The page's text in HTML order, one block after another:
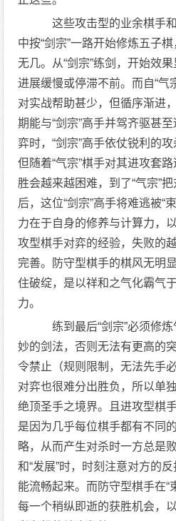
这些攻击型的业余棋手
中按“剑宗”一路开始修炼五子
无几。从“剑宗”练剑，开始效
进展缓慢或停滞不前。而自“气
对实战帮助甚少，但循序渐进
期能与“剑宗”高手并驾齐驱甚
弈时，“剑宗”高手依仗锐利的
但随着“气宗”棋手对其进攻套
胜会越来越困难，到了“气宗”
后，这位“剑宗”高手将难逃被“
力在于自身的修养与计算力，
攻型棋手对弈的经验，失败的
完善。防守型棋手的棋风无明
住破绽，是以祥和之气化霸气
力。
练到最后“剑宗”必须修炼
妙的剑法，否则无法有更高的
令禁止（规则限制，无法先手
对弈也很难分出胜负，所以单
绝顶圣手之境界。且进攻型棋
是因为几乎每位棋手都有不同
略，从而产生对杀时一方总是
和“发展”时，时刻注意对方的
能流畅起来。而防守型棋手在“
每一个稍纵即逝的获胜机会，